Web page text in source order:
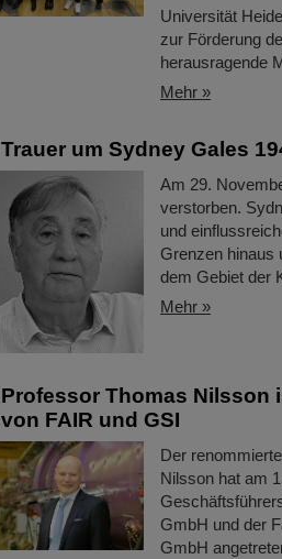
Universität
zur Förderung
herausragende
Mehr »
Trauer um Sydney Gales
Am 29.
verstorben.
und
Grenzen hinaus
dem Gebiet der
Mehr »
Professor Thomas Nilsson
von FAIR und GSI
Der
Nilsson hat am
GmbH und der
GmbH